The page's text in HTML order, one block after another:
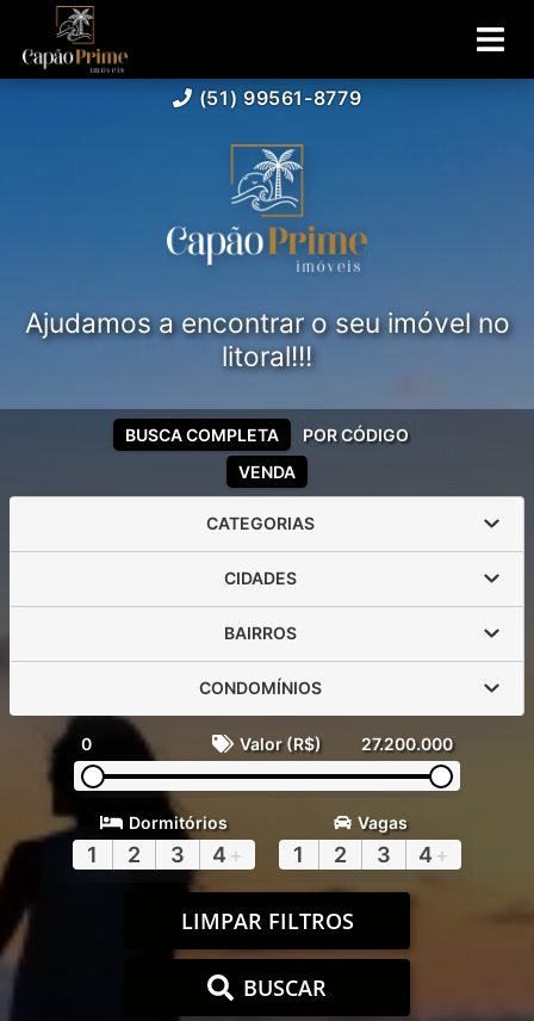
(51) 99561-8779
Ajudamos a encontrar o seu imóvel no
litoral!!!
VENDA
BUSCA COMPLETA POR CÓDIGO
CATEGORIAS
CIDADES
BAIRROS
CONDOMÍNIOS
0 Valor (R$) 27.200.000
Dormitórios
1 2 3 4 +
Vagas
1 2 3 4 +
LIMPAR FILTROS
BUSCAR